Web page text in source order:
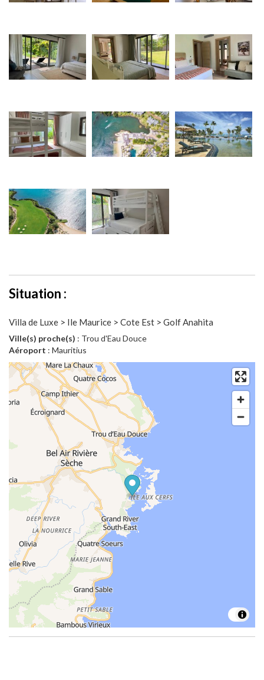
Situation :
Villa de Luxe > Ile Maurice > Cote Est > Golf Anahita
Ville(s) proche(s) : Trou d'Eau Douce
Aéroport : Mauritius